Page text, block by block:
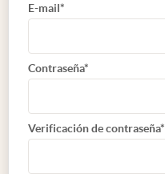
E-mail*
Contraseña*
Verificación de contraseña*